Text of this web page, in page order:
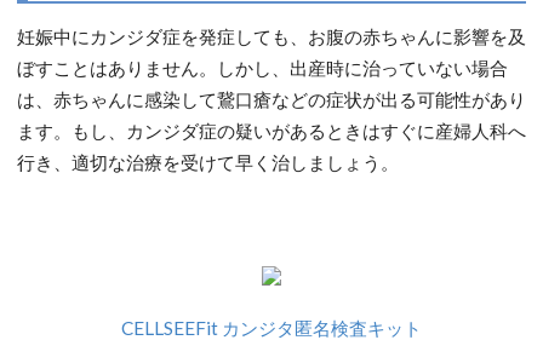
妊娠中にカンジダ症を発症しても、お腹の赤ちゃんに影響を及
ぼすことはありません。しかし、出産時に治っていない場合
は、赤ちゃんに感染して鵞口瘡などの症状が出る可能性があり
ます。もし、カンジダ症の疑いがあるときはすぐに産婦人科へ
行き、適切な治療を受けて早く治しましょう。
CELLSEEFit カンジタ匿名検査キット